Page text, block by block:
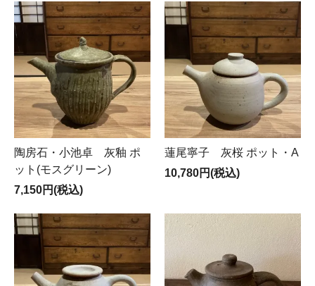
陶房石・小池卓 灰釉 ポ
ット(モスグリーン)
7,150円(税込)
蓮尾寧子 灰桜 ポット・A
10,780円(税込)